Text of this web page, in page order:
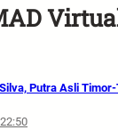
Putra Asli